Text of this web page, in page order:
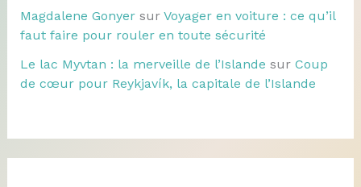
Magdalene Gonyersur Voyager en voiture : ce qu’il
faut faire pour rouler en toute sécurité
Le lac Myvtan : la merveille de l’Islande sur Coup
de cœur pour Reykjavík, la capitale de l’Islande